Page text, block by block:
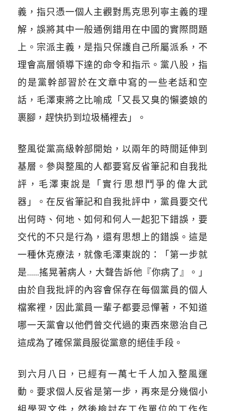
義，指只憑一個人主觀對馬克思列寧主義的理
解，誤將其中一般通例錯用在中國的實際問題
上。宗派主義，是指只保護自己所屬派系，不
理會高層領導下達的命令和指示。黨八股，指
的是黨幹部習於在文章中寫的一些老話和空
話，毛澤東將之比喻成「又長又臭的懶婆娘的
裹腳，趕快扔到垃圾桶裡去」。
整風從黨高級幹部開始，以兩年的時間延伸到
基層。參與整風的人都要寫反省筆記和自我批
評，毛澤東說是「實行思想鬥爭的偉大武
器」。在反省筆記和自我批評中，黨員要交代
出何時、何地、如何和何人一起犯下錯誤，要
交代的不只是行為，還有思想上的錯誤。這是
一種休克療法，就像毛澤東說的：「第一步就
是……搖晃著病人，大聲告訴他『你病了』。」
由於自我批評的內容會保存在每個黨員的個人
檔案裡，因此黨員一輩子都要忌憚著，不知道
哪一天黨會以他們曾交代過的東西來懲治自己
這成為了確保黨員服從黨意的絕佳手段。
到六月八日，已經有一萬七千人加入整風運
動。要求個人反省是第一步，再來是分幾個小